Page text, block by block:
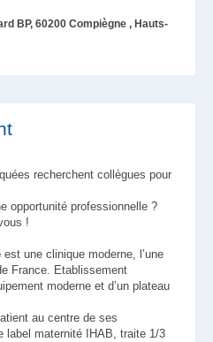
BP, 60200 Compiègne , Hauts-
recherchent collègues pour
opportunité professionnelle ?
!
est une clinique moderne, l’une
France. Etablissement
moderne et d’un plateau
au centre de ses
label maternité IHAB, traite 1/3